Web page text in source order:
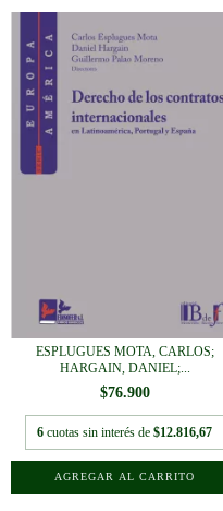
ESPLUGUES MOTA, CARLOS;
HARGAIN, DANIEL;...
$76.900
6 cuotas sin interés de $12.816,67